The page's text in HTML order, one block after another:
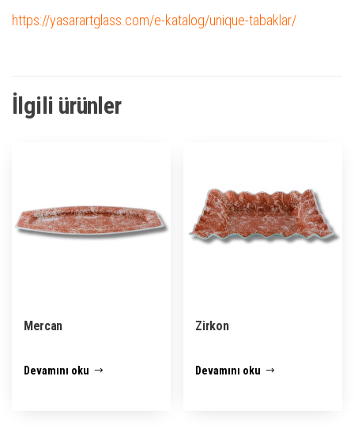
https://yasarartglass.com/e-katalog/unique-tabaklar/
İlgili ürünler
Mercan
Devamını oku
Zirkon
Devamını oku